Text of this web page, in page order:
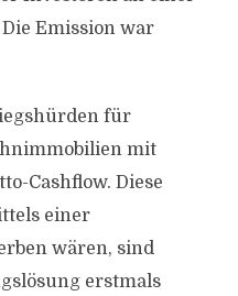
Emission war
für
mit
Cashflow. Diese
einer
wären, sind
erstmals